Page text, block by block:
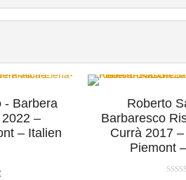
- Barbera
–
– Italien
Roberto
Barbaresco
Currà 2017
Piemont